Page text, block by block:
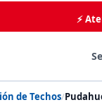
⚡
de Techos/